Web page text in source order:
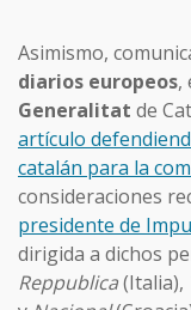
Asimismo,
diarios europeos,
Generalitat de
artículo
catalán para la
consideraciones
presidente de
dirigida a dichos
Reppublica(Italia),